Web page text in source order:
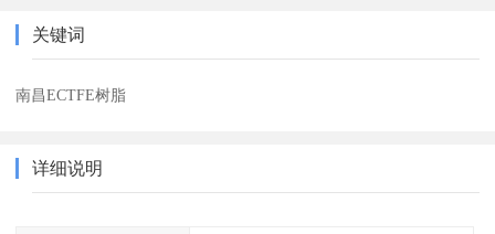
关键词
南昌ECTFE树脂
详细说明